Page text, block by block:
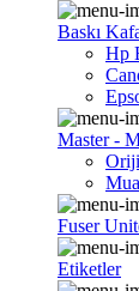
Baskı
Hp
Master -
Fuser
Etiketler